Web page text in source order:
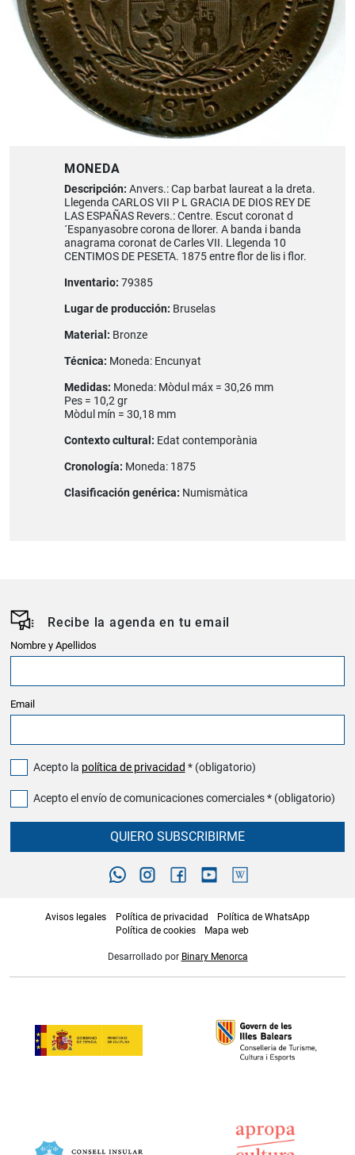
MONEDA
Descripción: Anvers.: Cap barbat laureat a la dreta.
Llegenda CARLOS VII P L GRACIA DE DIOS REY DE
LAS ESPAÑAS Revers.: Centre. Escut coronat d
´Espanyasobre corona de llorer. A banda i banda
anagrama coronat de Carles VII. Llegenda 10
CENTIMOS DE PESETA. 1875 entre flor de lis i flor.
Inventario: 79385
Lugar de producción: Bruselas
Material: Bronze
Técnica: Moneda: Encunyat
Medidas: Moneda: Mòdul máx = 30,26 mm
Pes = 10,2 gr
Mòdul mín = 30,18 mm
Contexto cultural: Edat contemporània
Cronología: Moneda: 1875
Clasificación genérica: Numismàtica
Recibe la agenda en tu email
Nombre y Apellidos
Email
Acepto la política de privacidad * (obligatorio)
Acepto el envío de comunicaciones comerciales * (obligatorio)
QUIERO SUBSCRIBIRME
Avisos legales Política de privacidad
Política de WhatsApp
Política de cookies
Mapa web
Desarrollado por Binary Menorca